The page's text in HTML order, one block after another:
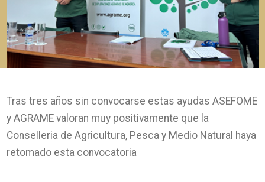
Tras tres años sin convocarse estas ayudas ASEFOME
y AGRAME valoran muy positivamente que la
Conselleria de Agricultura, Pesca y Medio Natural haya
retomado esta convocatoria